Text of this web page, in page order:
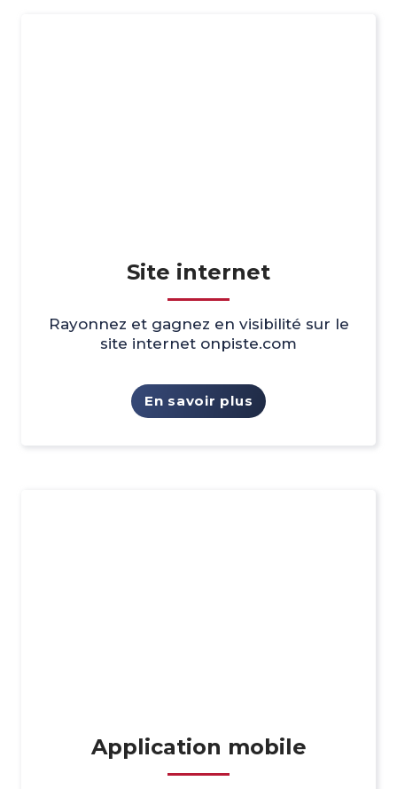
Site internet
Rayonnez et gagnez en visibilité sur le
site internet onpiste.com
En savoir plus
Application mobile